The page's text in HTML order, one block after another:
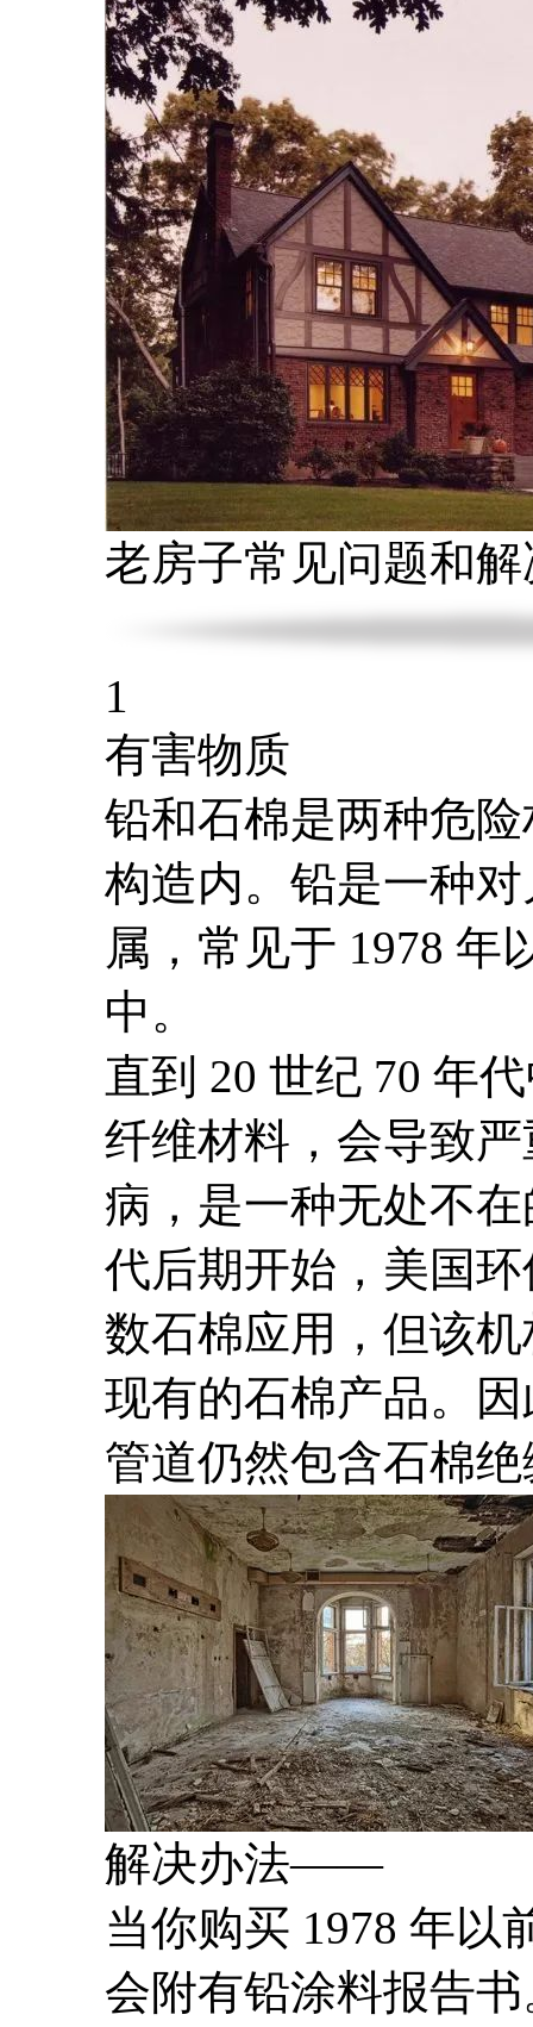
老房子常见问题和
1
有害物质
铅和石棉是两种危
构造内。铅是一种
属，常见于 1978 年
中。
直到 20 世纪 70 年
纤维材料，会导致
病，是一种无处不
代后期开始，美国
数石棉应用，但该
现有的石棉产品。
管道仍然包含石棉
解决办法——
当你购买 1978 年以
会附有铅涂料报告